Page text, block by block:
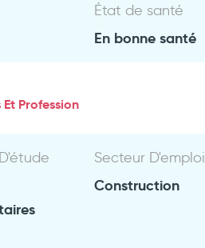
État de santé
En bonne santé
Et Profession
Secteur D'emploi
Construction